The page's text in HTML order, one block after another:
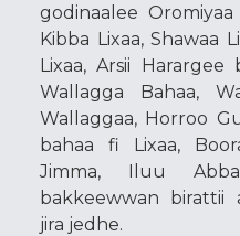
godinaalee Oromiyaa
Kibba Lixaa, Shawaa
Lixaa, Arsii
Wallagga Bahaa,
Wallaggaa, Horroo
bahaa fi Lixaa,
Jimma, Iluu
bakkeewwan birattii
jira jedhe.